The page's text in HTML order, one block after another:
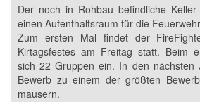
Der noch in Rohbau befindliche
einen Aufenthaltsraum für die
Zum ersten Mal findet der
Kirtagsfestes am Freitag statt. Beim
sich 22 Gruppen ein. In den nächsten
Bewerb zu einem der größten
mausern.